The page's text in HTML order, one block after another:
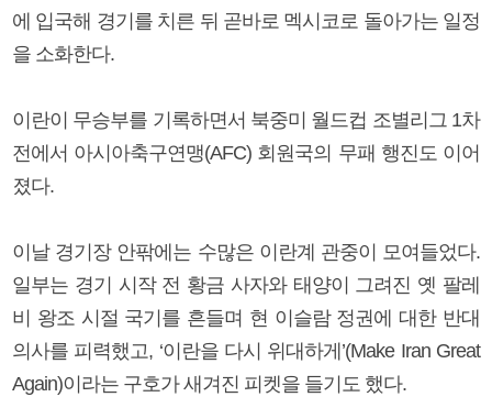
에 입국해 경기를 치른 뒤 곧바로 멕시코로 돌아가는 일정
을 소화한다.
이란이 무승부를 기록하면서 북중미 월드컵 조별리그 1차
전에서 아시아축구연맹(AFC) 회원국의 무패 행진도 이어
졌다.
이날 경기장 안팎에는 수많은 이란계 관중이 모여들었다.
일부는 경기 시작 전 황금 사자와 태양이 그려진 옛 팔레
비 왕조 시절 국기를 흔들며 현 이슬람 정권에 대한 반대
의사를 피력했고, ‘이란을 다시 위대하게’(Make Iran Great
Again)이라는 구호가 새겨진 피켓을 들기도 했다.